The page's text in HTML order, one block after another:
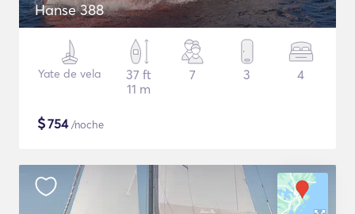
Hanse 388
Yate de vela
37 ft
11 m
7 3 4
$754/noche